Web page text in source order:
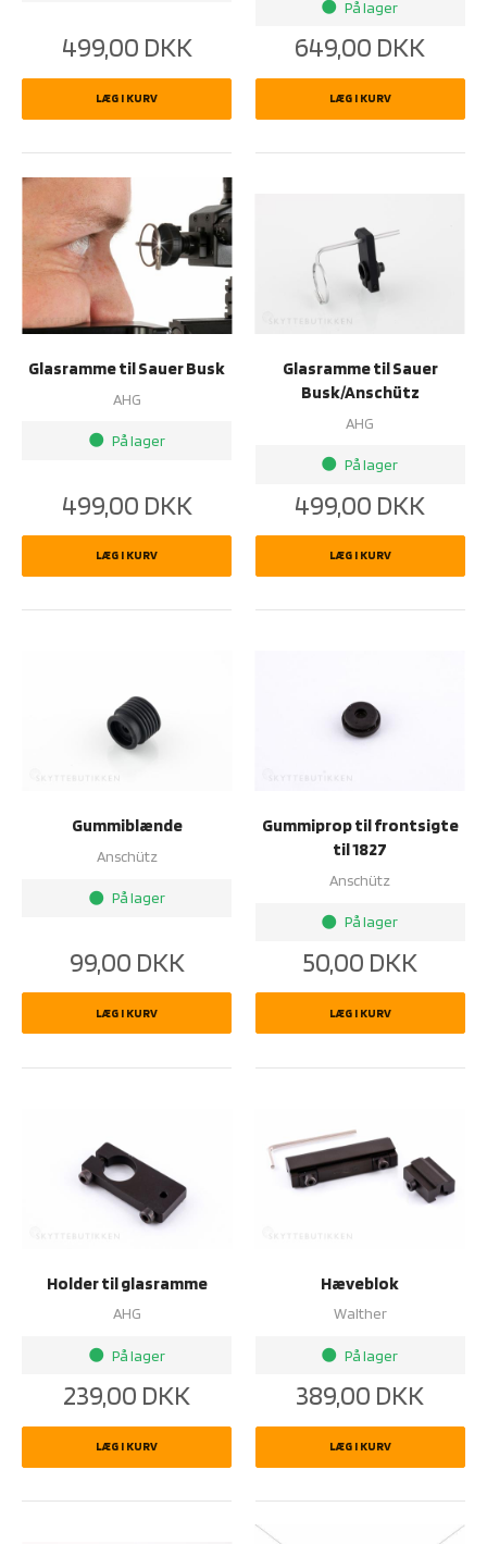
499,00 DKK
LÆG I KURV
brightness_1 På lager
649,00 DKK
LÆG I KURV
Glasramme til Sauer Busk
AHG
brightness_1 På lager
499,00 DKK
LÆG I KURV
Glasramme til Sauer
Busk/Anschütz
AHG
brightness_1 På lager
499,00 DKK
LÆG I KURV
Gummiblænde
Anschütz
brightness_1 På lager
99,00 DKK
LÆG I KURV
Gummiprop til frontsigte
til 1827
Anschütz
brightness_1 På lager
50,00 DKK
LÆG I KURV
Holder til glasramme
AHG
brightness_1 På lager
239,00 DKK
LÆG I KURV
Hæveblok
Walther
brightness_1 På lager
389,00 DKK
LÆG I KURV